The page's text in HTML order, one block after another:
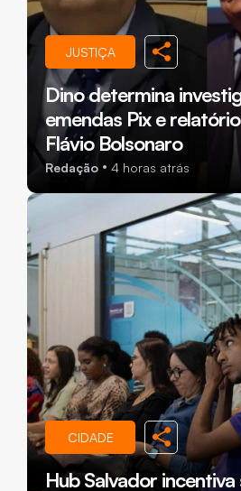
JUSTIÇA
Dino determina
emendas Pix e
Flávio Bolsonaro
Redação 4 horas atrás
CIDADE
Hub Salvador